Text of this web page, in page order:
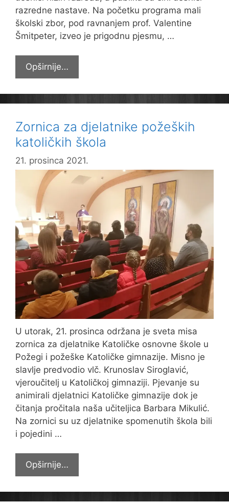
razredne nastave. Na početku programa mali
školski zbor, pod ravnanjem prof. Valentine
Šmitpeter, izveo je prigodnu pjesmu, …
Opširnije…
božićne
priredbe
Katoličke
škole
Zornica za djelatnike požeških
katoličkih škola
21. prosinca 2021.
U utorak, 21. prosinca održana je sveta misa
zornica za djelatnike Katoličke osnovne škole u
Požegi i požeške Katoličke gimnazije. Misno je
slavlje predvodio vlč. Krunoslav Siroglavić,
vjeroučitelj u Katoličkoj gimnaziji. Pjevanje su
animirali djelatnici Katoličke gimnazije dok je
čitanja pročitala naša učiteljica Barbara Mikulić.
Na zornici su uz djelatnike spomenutih škola bili
i pojedini …
Opširnije…
za
djelatnike